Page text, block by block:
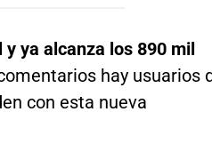
ya alcanza los 890 mil
hay usuarios
con esta nueva